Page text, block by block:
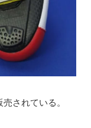
されている。